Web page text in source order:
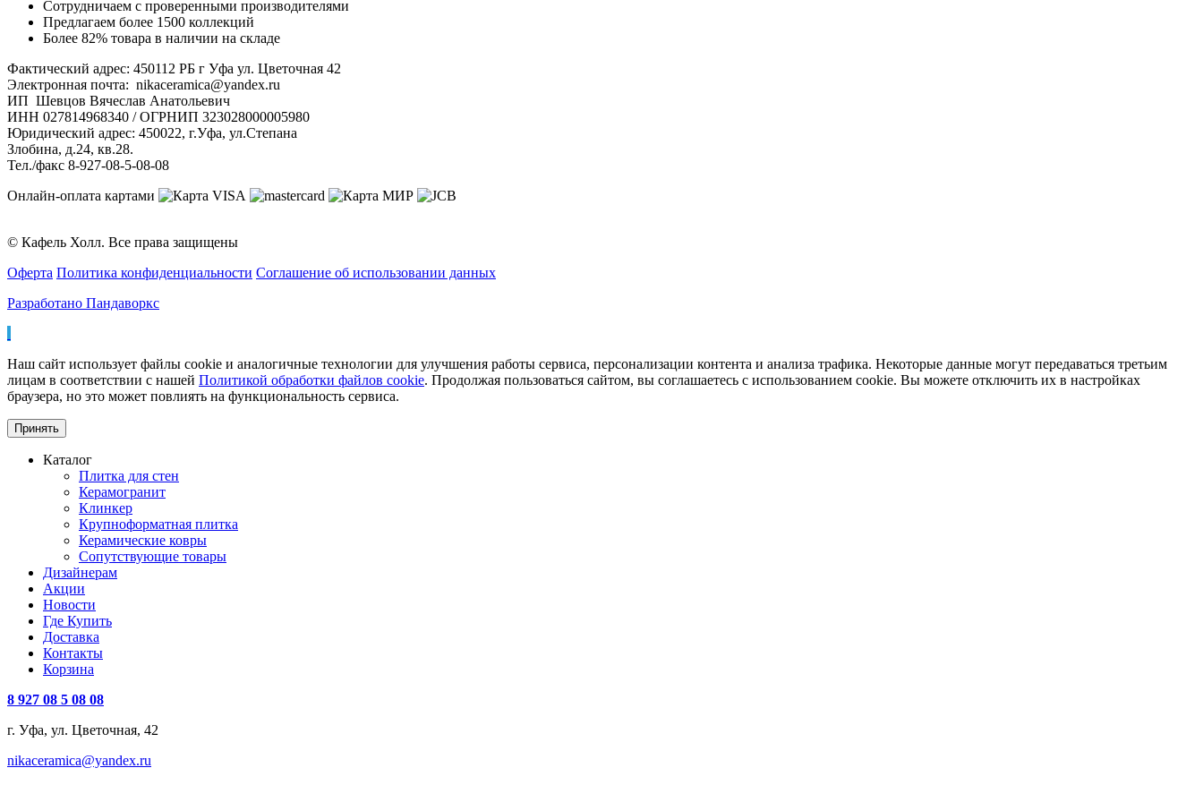
Сотрудничаем с проверенными производителями
Предлагаем более 1500 коллекций
Более 82% товара в наличии на складе
Фактический адрес: 450112 РБ г Уфа ул. Цветочная 42
Электронная почта: nikaceramica@yandex.ru
ИП Шевцов Вячеслав Анатольевич
ИНН 027814968340 / ОГРНИП 323028000005980
Юридический адрес: 450022, г.Уфа, ул.Степана
Злобина, д.24, кв.28.
Тел./факс 8-927-08-5-08-08
Онлайн-оплата картами
© Кафель Холл. Все права защищены
Оферта Политика конфиденциальности Соглашение об использовании данных
Разработано Пандаворкс
Наш сайт использует файлы cookie и аналогичные технологии для улучшения работы сервиса, персонализации контента и анализа трафика. Некоторые данные могут передаваться третьим
лицам в соответствии с нашей Политикой обработки файлов cookie. Продолжая пользоваться сайтом, вы соглашаетесь с использованием cookie. Вы можете отключить их в настройках
браузера, но это может повлиять на функциональность сервиса.
Принять
Каталог
Плитка для стен
Керамогранит
Клинкер
Крупноформатная плитка
Керамические ковры
Сопутствующие товары
Дизайнерам
Акции
Новости
Где Купить
Доставка
Контакты
Корзина
8 927 08 5 08 08
г. Уфа, ул. Цветочная, 42
nikaceramica@yandex.ru